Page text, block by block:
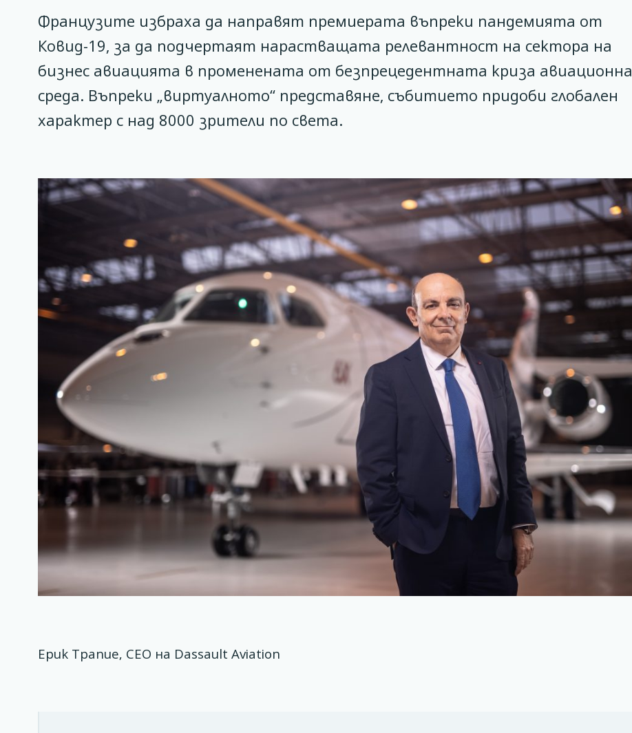
Французите избраха да направят премиерата въпреки пандемията от
Ковид-19, за да подчертаят нарастващата релевантност на сектора на
бизнес авиацията в променената от безпрецедентната криза авиационна
среда. Въпреки „виртуалното“ представяне, събитието придоби глобален
характер с над 8000 зрители по света.
Ерик Трапие, CEO на Dassault Aviation